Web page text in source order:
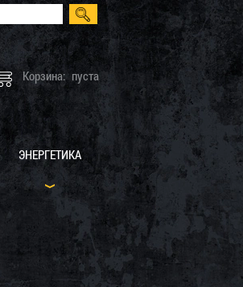
Корзина: пуста
ЭНЕРГЕТИКА